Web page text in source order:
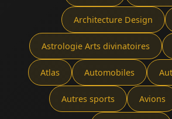
Architecture Design
Astrologie Arts divinatoires
Atlas Automobiles
Autres sports Avions